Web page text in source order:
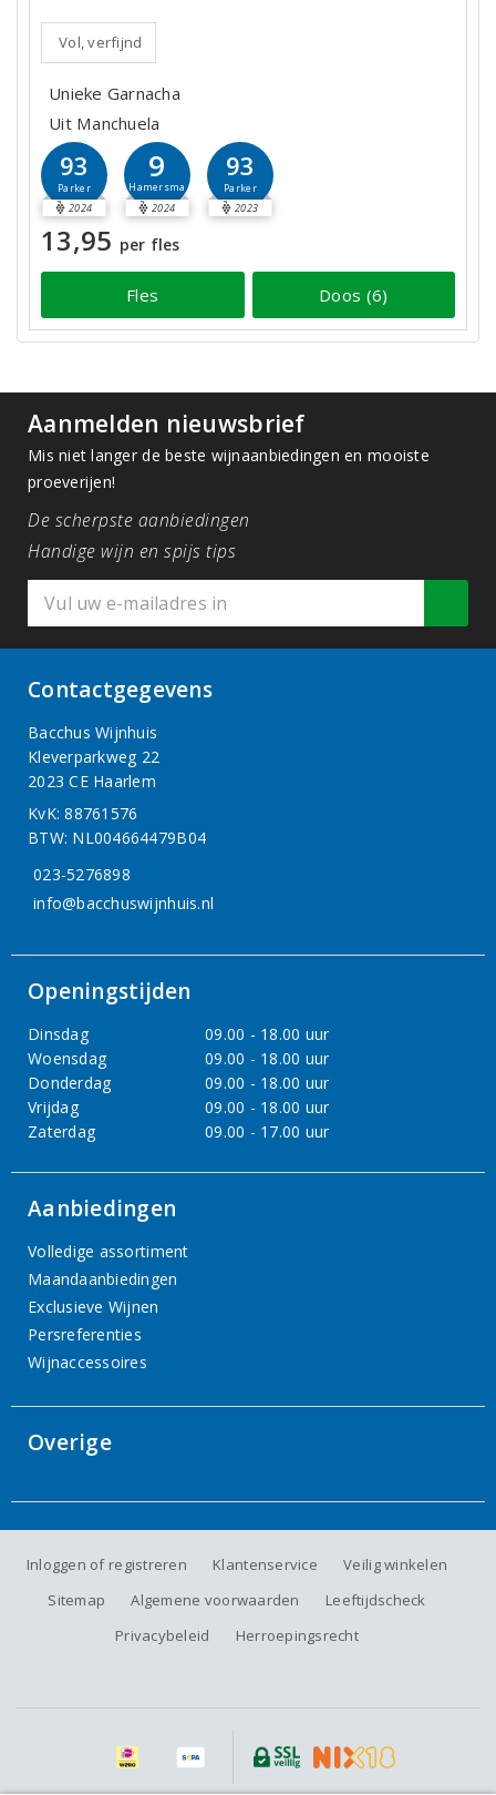
Vol, verfijnd
Unieke Garnacha
Uit Manchuela
93
Parker
2024
9
Hamersma
2024
93
Parker
2023
13,95 per fles
Fles Doos (6)
Aanmelden nieuwsbrief
Mis niet langer de beste wijnaanbiedingen en mooiste
proeverijen!
De scherpste aanbiedingen
Handige wijn en spijs tips
Contactgegevens
Bacchus Wijnhuis
Kleverparkweg 22
2023 CE Haarlem
KvK: 88761576
BTW: NL004664479B04
023-5276898
info@bacchuswijnhuis.nl
Openingstijden
Dinsdag
09.00 - 18.00 uur
Woensdag
09.00 - 18.00 uur
Donderdag
09.00 - 18.00 uur
Vrijdag
09.00 - 18.00 uur
Zaterdag
09.00 - 17.00 uur
Aanbiedingen
Volledige assortiment
Maandaanbiedingen
Exclusieve Wijnen
Persreferenties
Wijnaccessoires
Overige
Inloggen of registreren Klantenservice
Veilig winkelen
Sitemap
Algemene voorwaarden
Leeftijdscheck
Privacybeleid
Herroepingsrecht